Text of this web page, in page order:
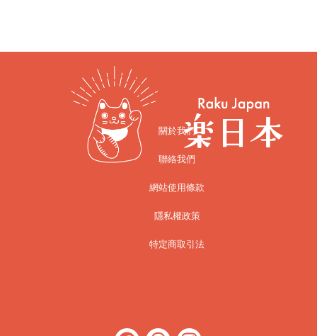
關於我們
聯絡我們
網站使用條款
隱私權政策
特定商取引法